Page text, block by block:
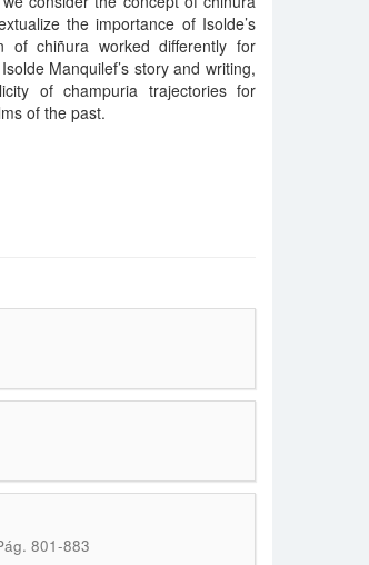
the importance of Isolde’s
chiñura worked differently for
Manquilef’s story and writing,
of champuria trajectories for
of the past.
801-883